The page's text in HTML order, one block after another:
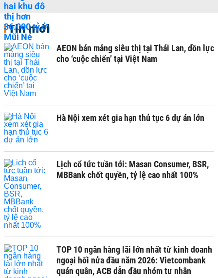
Tin mới
AEON bán mảng siêu thị tại Thái Lan, dồn lực
cho ‘cuộc chiến’ tại Việt Nam
Hà Nội xem xét gia hạn thủ tục 6 dự án lớn
Lịch cổ tức tuần tới: Masan Consumer, BSR,
MBBank chốt quyền, tỷ lệ cao nhất 100%
TOP 10 ngân hàng lãi lớn nhất từ kinh doanh
ngoại hối nửa đầu năm 2026: Vietcombank
quán quân, ACB dẫn đầu nhóm tư nhân